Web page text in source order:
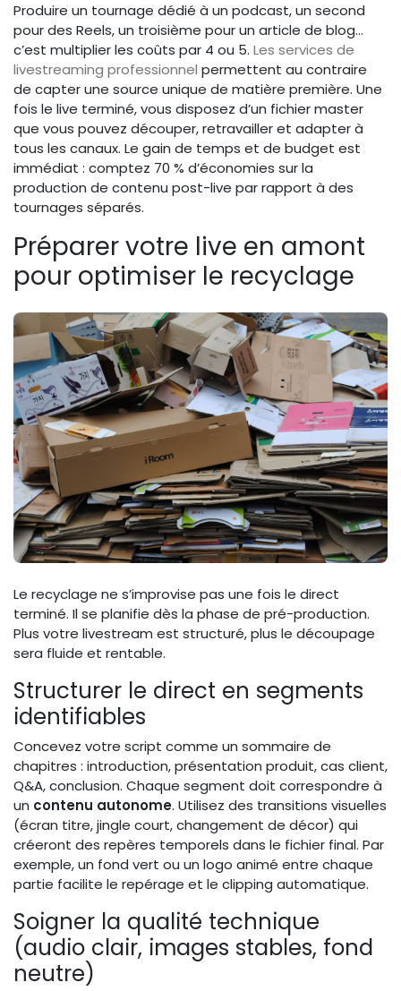
Produire un tournage dédié à un podcast, un second
pour des Reels, un troisième pour un article de blog…
c’est multiplier les coûts par 4 ou 5. Les services de
livestreaming professionnel permettent au contraire
de capter une source unique de matière première. Une
fois le live terminé, vous disposez d’un fichier master
que vous pouvez découper, retravailler et adapter à
tous les canaux. Le gain de temps et de budget est
immédiat : comptez 70 % d’économies sur la
production de contenu post-live par rapport à des
tournages séparés.
Préparer votre live en amont
pour optimiser le recyclage
Le recyclage ne s’improvise pas une fois le direct
terminé. Il se planifie dès la phase de pré-production.
Plus votre livestream est structuré, plus le découpage
sera fluide et rentable.
Structurer le direct en segments
identifiables
Concevez votre script comme un sommaire de
chapitres : introduction, présentation produit, cas client,
Q&A, conclusion. Chaque segment doit correspondre à
un contenu autonome. Utilisez des transitions visuelles
(écran titre, jingle court, changement de décor) qui
créeront des repères temporels dans le fichier final. Par
exemple, un fond vert ou un logo animé entre chaque
partie facilite le repérage et le clipping automatique.
Soigner la qualité technique
(audio clair, images stables, fond
neutre)